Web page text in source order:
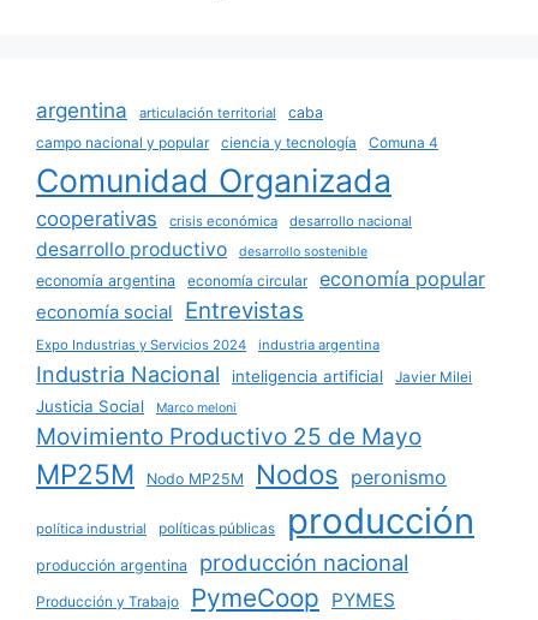
argentina articulación territorial
caba
campo nacional y popular
ciencia y tecnología Comuna 4
Comunidad Organizada
cooperativas crisis económica desarrollo nacional
desarrollo productivo desarrollo sostenible
economía argentina economía circular economía popular
economía social Entrevistas
Expo Industrias y Servicios 2024 industria argentina
Industria Nacional inteligencia artificial Javier Milei
Justicia Social Marco meloni
Movimiento Productivo 25 de Mayo
MP25M Nodo MP25M Nodos peronismo
política industrial políticas públicas producción
producción argentina producción nacional
Producción y Trabajo PymeCoop PYMES